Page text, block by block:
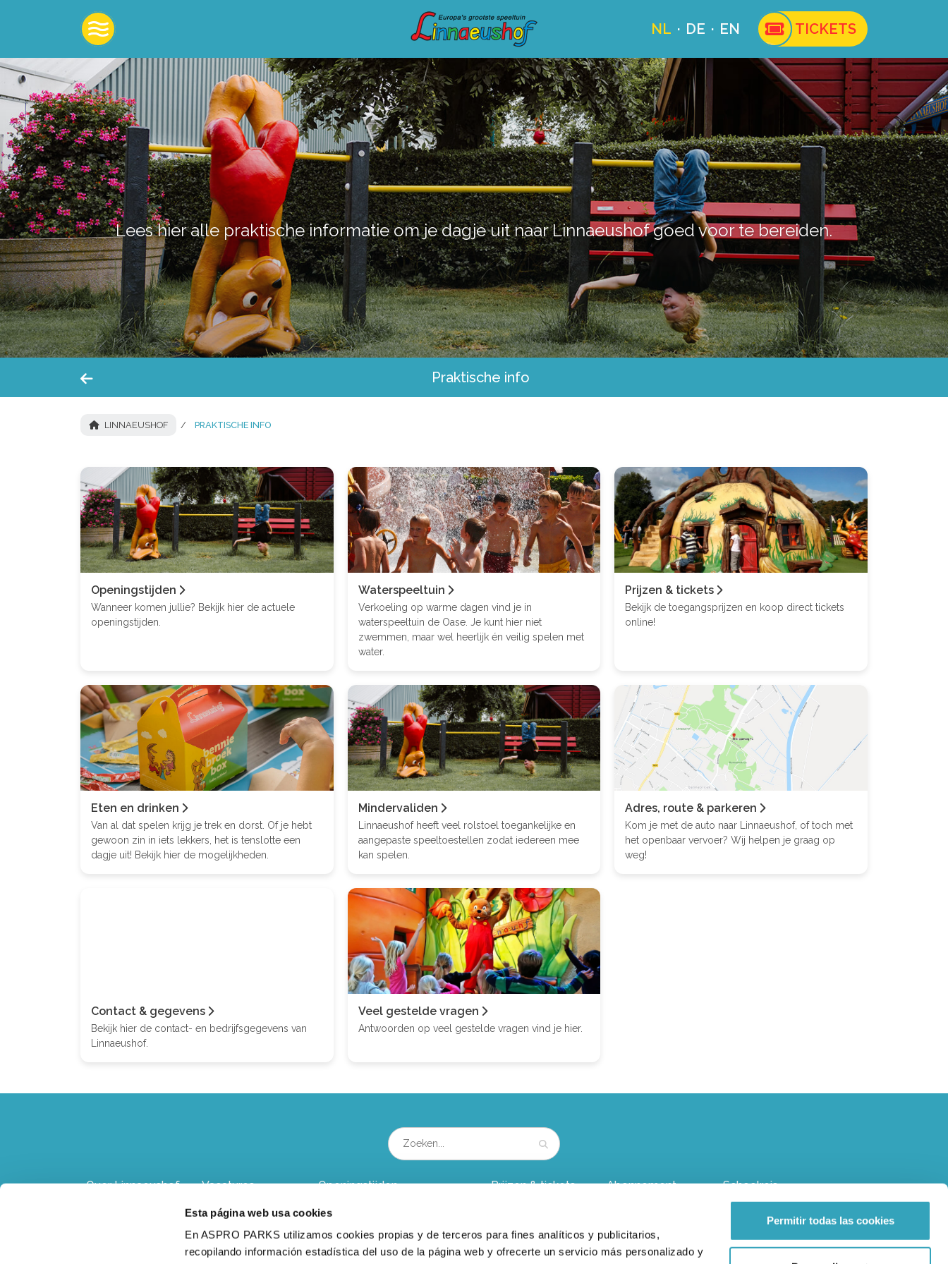
Esta página web usa cookies
En ASPRO PARKS utilizamos cookies propias y de terceros para fines analíticos y publicitarios,
recopilando información estadística del uso de la página web y ofrecerte un servicio más personalizado y
Permitir todas las cookies
NL DE EN TICKETS
Lees hier alle praktische informatie om je dagje uit naar Linnaeushof goed voor te bereiden.
Praktische info
LINNAEUSHOF PRAKTISCHE INFO
Openingstijden
Wanneer komen jullie? Bekijk hier de actuele
openingstijden.
Waterspeeltuin
Verkoeling op warme dagen vind je in
waterspeeltuin de Oase. Je kunt hier niet
zwemmen, maar wel heerlijk én veilig spelen met
water.
Prijzen & tickets
Bekijk de toegangsprijzen en koop direct tickets
online!
Eten en drinken
Van al dat spelen krijg je trek en dorst. Of je hebt
gewoon zin in iets lekkers, het is tenslotte een
dagje uit! Bekijk hier de mogelijkheden.
Mindervaliden
Linnaeushof heeft veel rolstoel toegankelijke en
aangepaste speeltoestellen zodat iedereen mee
kan spelen.
Adres, route & parkeren
Kom je met de auto naar Linnaeushof, of toch met
het openbaar vervoer? Wij helpen je graag op
weg!
Contact & gegevens
Bekijk hier de contact- en bedrijfsgegevens van
Linnaeushof.
Veel gestelde vragen
Antwoorden op veel gestelde vragen vind je hier.
Over Linnaeushof Vacatures Openingstijden
Contact
Nieuws en blog
berichten
Prijzen & tickets Abonnement Schoolreis
Klokkenluiderskanaal